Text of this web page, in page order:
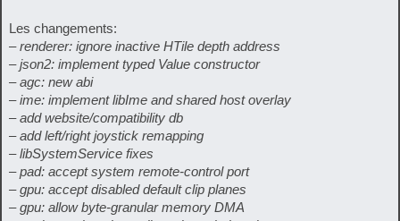
Les changements:
– renderer: ignore inactive HTile depth address
– json2: implement typed Value constructor
– agc: new abi
– ime: implement libIme and shared host overlay
– add website/compatibility db
– add left/right joystick remapping
– libSystemService fixes
– pad: accept system remote-control port
– gpu: accept disabled default clip planes
– gpu: allow byte-granular memory DMA